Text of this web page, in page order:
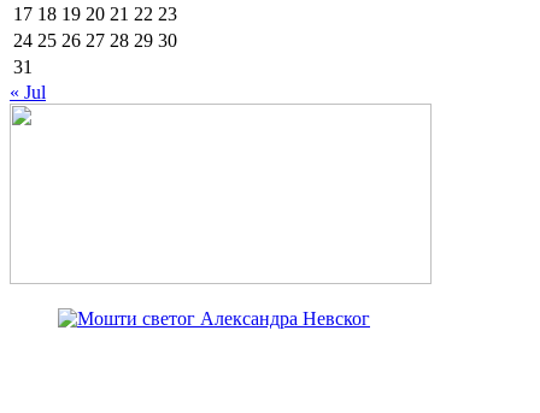
17 18 19 20 21 22 23
24 25 26 27 28 29 30
31
« Jul